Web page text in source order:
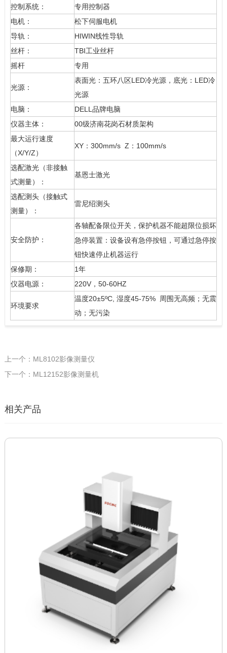
控制系统：
专用控制器
电机：
松下伺服电机
导轨：
HIWIN线性导轨
丝杆：
TBI工业丝杆
摇杆
专用
光源：
表面光：五环八区LED冷光源，底光：LED冷
光源
电脑：
DELL品牌电脑
仪器主体：
00级济南花岗石材质架构
最大运行速度
（X/Y/Z）
XY：300mm/s Z：100mm/s
选配激光（非接触
式测量）：
基恩士激光
选配测头（接触式
测量）：
雷尼绍测头
安全防护：
各轴配备限位开关，保护机器不能超限位损坏
急停装置：设备设有急停按钮，可通过急停按
钮快速停止机器运行
保修期：
1年
仪器电源：
220V，50-60HZ
环境要求
温度20±5ºC, 湿度45-75% 周围无高频；无震
动；无污染
上一个：ML8102影像测量仪
下一个：ML12152影像测量机
相关产品